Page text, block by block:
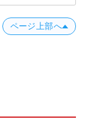
ページ上部へ